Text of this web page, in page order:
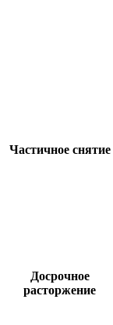
Частичное снятие
Досрочное
расторжение